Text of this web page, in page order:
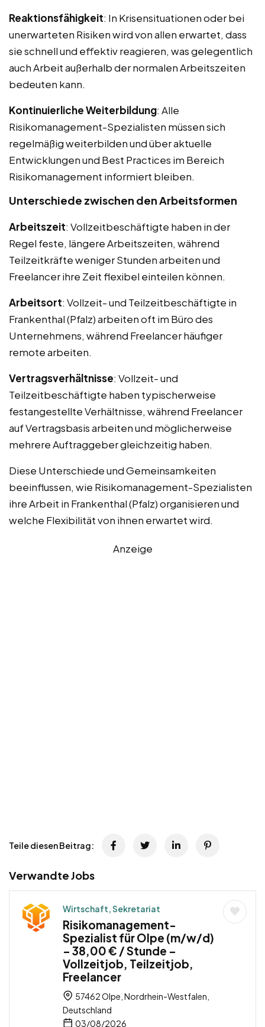
Reaktionsfähigkeit: In Krisensituationen oder bei
unerwarteten Risiken wird von allen erwartet, dass
sie schnell und effektiv reagieren, was gelegentlich
auch Arbeit außerhalb der normalen Arbeitszeiten
bedeuten kann.
Kontinuierliche Weiterbildung: Alle
Risikomanagement-Spezialisten müssen sich
regelmäßig weiterbilden und über aktuelle
Entwicklungen und Best Practices im Bereich
Risikomanagement informiert bleiben.
Unterschiede zwischen den Arbeitsformen
Arbeitszeit: Vollzeitbeschäftigte haben in der
Regel feste, längere Arbeitszeiten, während
Teilzeitkräfte weniger Stunden arbeiten und
Freelancer ihre Zeit flexibel einteilen können.
Arbeitsort: Vollzeit- und Teilzeitbeschäftigte in
Frankenthal (Pfalz) arbeiten oft im Büro des
Unternehmens, während Freelancer häufiger
remote arbeiten.
Vertragsverhältnisse: Vollzeit- und
Teilzeitbeschäftigte haben typischerweise
festangestellte Verhältnisse, während Freelancer
auf Vertragsbasis arbeiten und möglicherweise
mehrere Auftraggeber gleichzeitig haben.
Diese Unterschiede und Gemeinsamkeiten
beeinflussen, wie Risikomanagement-Spezialisten
ihre Arbeit in Frankenthal (Pfalz) organisieren und
welche Flexibilität von ihnen erwartet wird.
Anzeige
Teile diesen Beitrag:
Verwandte Jobs
Wirtschaft, Sekretariat
Risikomanagement-
Spezialist für Olpe (m/w/d)
– 38,00 € / Stunde –
Vollzeitjob, Teilzeitjob,
Freelancer
57462 Olpe, Nordrhein-Westfalen,
Deutschland
03/08/2026